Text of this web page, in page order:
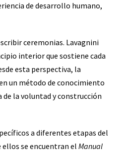
de desarrollo humano,
ceremonias. Lavagnini
interior que sostiene cada
esta perspectiva, la
un método de conocimiento
la voluntad y construcción
a diferentes etapas del
se encuentran el Manual